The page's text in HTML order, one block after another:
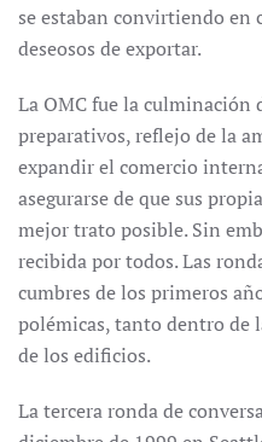
se estaban convirtiendo en
deseosos de exportar.
La OMC fue la culminación
preparativos, reflejo de la
expandir el comercio
asegurarse de que sus
mejor trato posible. Sin
recibida por todos. Las
cumbres de los primeros
polémicas, tanto dentro de
de los edificios.
La tercera ronda de